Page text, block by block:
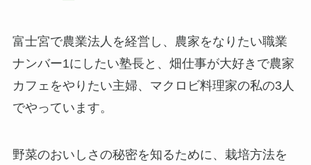
富士宮で農業法人を経営し、農家をなりたい職業
ナンバー1にしたい塾長と、畑仕事が大好きで農家
カフェをやりたい主婦、マクロビ料理家の私の3人
でやっています。
野菜のおいしさの秘密を知るために、栽培方法を